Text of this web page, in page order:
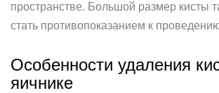
пространстве. Большой размер кисты
стать противопоказанием к
Особенности удаления
яичнике